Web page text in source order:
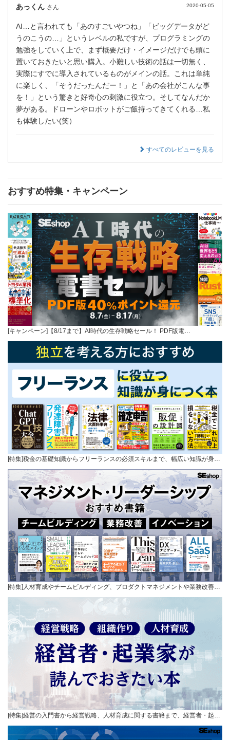
あっくん さん 2020-05-05
AI…と言われても「あのすごいやつね」「ビッグデータがど
うのこうの…」というレベルの私ですが、プログラミングの
勉強をしていく上で、まず概要だけ・イメージだけでも頭に
置いておきたいと思い購入。小難しい技術の話は一切無く、
実際にすでに導入されているものがメインの話。これは単純
に楽しく、「そうだったんだー！」と「あの会社がこんな事
を！」という驚きと好奇心の刺激に役立つ。そしてなんだか
夢がある。ドローンやロボットがご飯持ってきてくれる…私
も体験したい(笑）
すべてのレビューを見る
おすすめ特集・キャンペーン
[キャンペーン]【8/17まで】AI時代の生存戦略セール！ PDF版電…
[特集]税金の基礎知識からフリーランスの必須スキルまで、幅広い知識が身…
[特集]人材育成やチームビルディング、プロダクトマネジメントや業務改善…
[特集]経営の入門書から経営戦略、人材育成に関する書籍まで、経営者・起…